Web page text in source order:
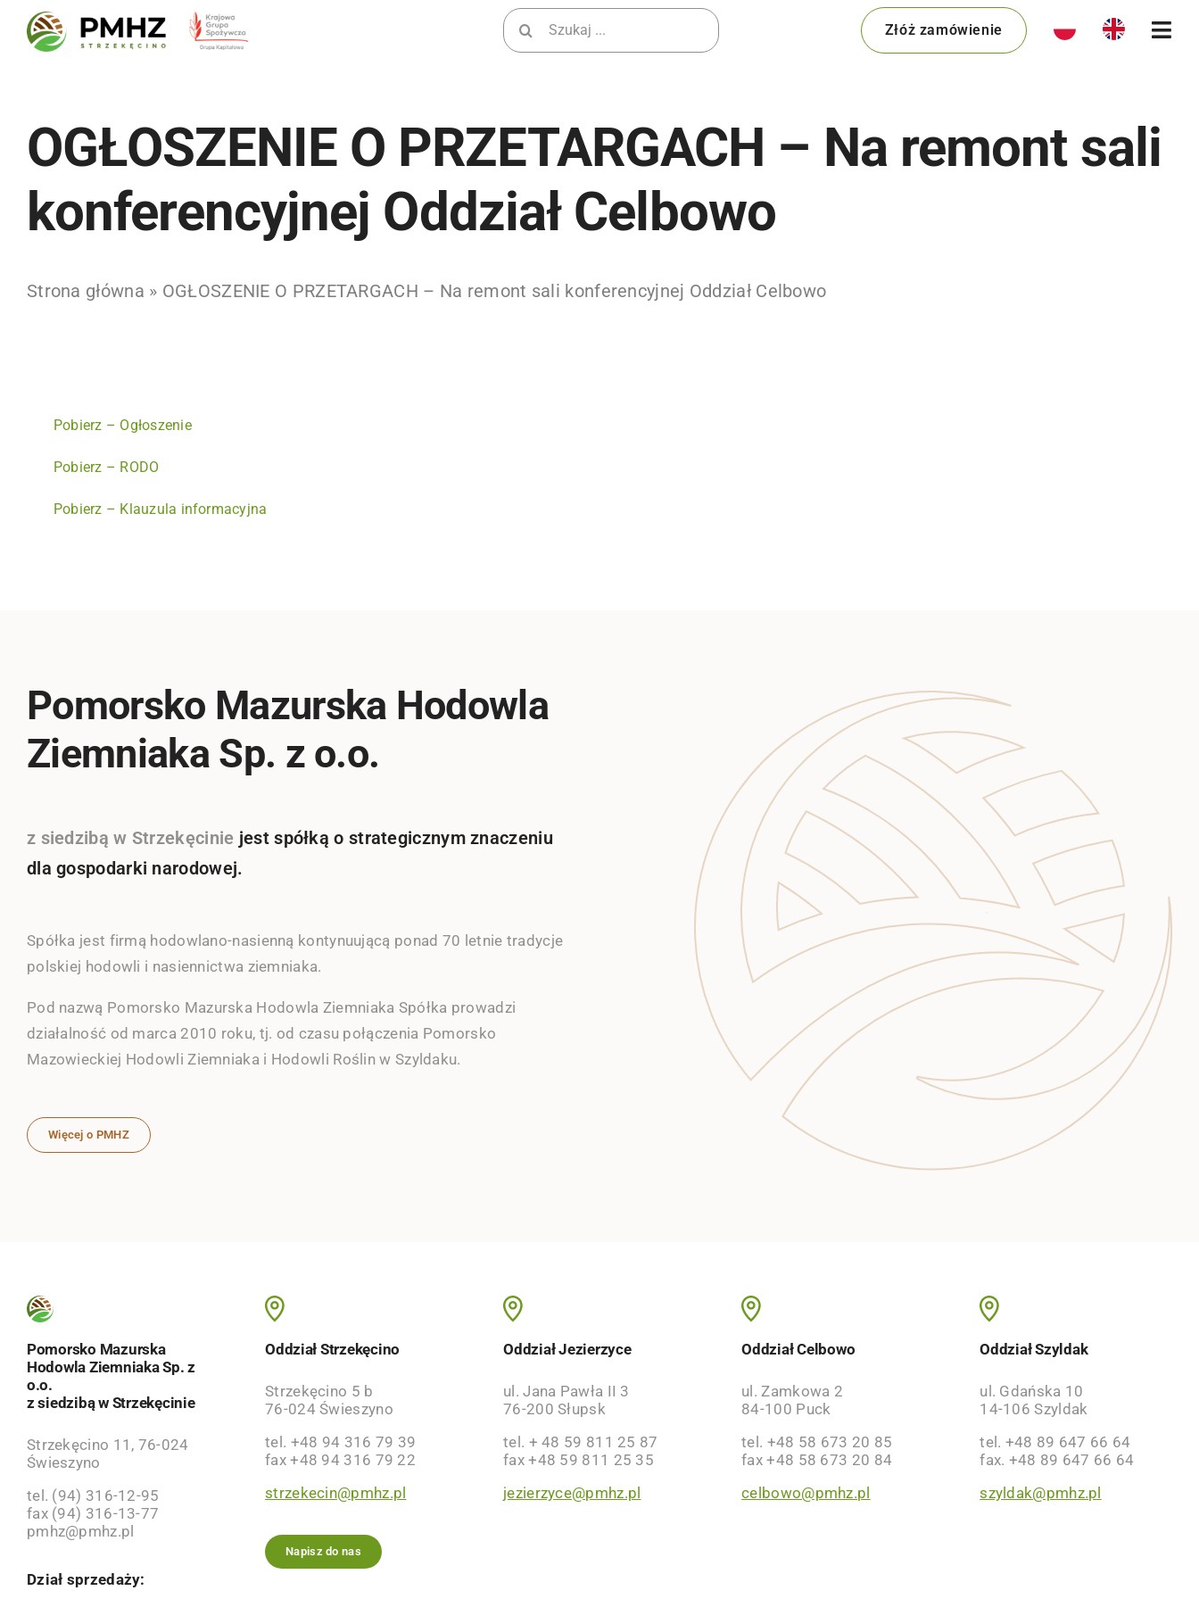
Skip
Wyszukiwanie
dla:
Złóż zamówienie
OGŁOSZENIE O PRZETARGACH – Na remont sali
konferencyjnej Oddział Celbowo
Strona główna » OGŁOSZENIE O PRZETARGACH – Na remont sali konferencyjnej Oddział Celbowo
Pobierz – Ogłoszenie
Pobierz – RODO
Pobierz – Klauzula informacyjna
Pomorsko Mazurska Hodowla
Ziemniaka Sp. z o.o.
z siedzibą w Strzekęcinie jest spółką o strategicznym znaczeniu
dla gospodarki narodowej.
Spółka jest firmą hodowlano-nasienną kontynuującą ponad 70 letnie tradycje
polskiej hodowli i nasiennictwa ziemniaka.
Pod nazwą Pomorsko Mazurska Hodowla Ziemniaka Spółka prowadzi
działalność od marca 2010 roku, tj. od czasu połączenia Pomorsko
Mazowieckiej Hodowli Ziemniaka i Hodowli Roślin w Szyldaku.
Więcej o PMHZ
Pomorsko Mazurska
Hodowla Ziemniaka Sp. z
o.o.
z siedzibą w Strzekęcinie
Strzekęcino 11, 76-024
Świeszyno
tel. (94) 316-12-95
fax (94) 316-13-77
pmhz@pmhz.pl
Dział sprzedaży:
Oddział Strzekęcino
Strzekęcino 5 b
76-024 Świeszyno
tel. +48 94 316 79 39
fax +48 94 316 79 22
strzekecin@pmhz.pl
Napisz do nas
Oddział Jezierzyce
ul. Jana Pawła II 3
76-200 Słupsk
tel. + 48 59 811 25 87
fax +48 59 811 25 35
jezierzyce@pmhz.pl
Oddział Celbowo
ul. Zamkowa 2
84-100 Puck
tel. +48 58 673 20 85
fax +48 58 673 20 84
celbowo@pmhz.pl
Oddział Szyldak
ul. Gdańska 10
14-106 Szyldak
tel. +48 89 647 66 64
fax. +48 89 647 66 64
szyldak@pmhz.pl